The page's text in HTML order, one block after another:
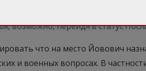
поверенным для Квин –
возможно, перейдя в статус
что на место Йовович
и военных вопросах. В